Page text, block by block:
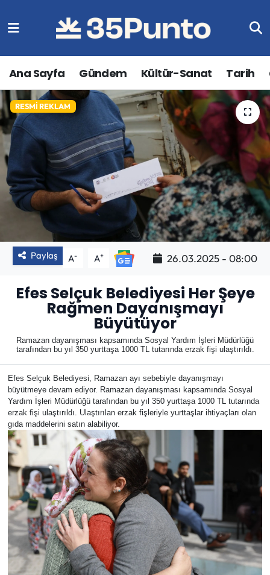
Ana Sayfa Gündem Kültür-Sanat Tarih
RESMI REKLAM
Paylaş A- A+ 26.03.2025 - 08:00
Efes Selçuk Belediyesi Her Şeye
Rağmen Dayanışmayı
Büyütüyor
Ramazan dayanışması kapsamında Sosyal Yardım İşleri Müdürlüğü
tarafından bu yıl 350 yurttaşa 1000 TL tutarında erzak fişi ulaştırıldı.
Efes Selçuk Belediyesi, Ramazan ayı sebebiyle dayanışmayı
büyütmeye devam ediyor. Ramazan dayanışması kapsamında Sosyal
Yardım İşleri Müdürlüğü tarafından bu yıl 350 yurttaşa 1000 TL tutarında
erzak fişi ulaştırıldı. Ulaştırılan erzak fişleriyle yurttaşlar ihtiyaçları olan
gıda maddelerini satın alabiliyor.